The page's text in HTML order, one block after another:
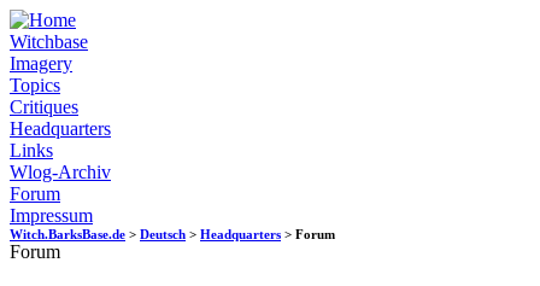
Witchbase
Imagery
Topics
Critiques
Headquarters
Links
Wlog-Archiv
Forum
Impressum
Witch.BarksBase.de > Deutsch > Headquarters > Forum
Forum